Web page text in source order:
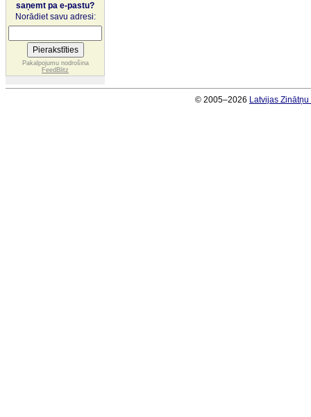
saņemt pa e-pastu?
Norādiet savu adresi:
Pakalpojumu nodrošina
FeedBlitz
© 2005–2026 Latvijas